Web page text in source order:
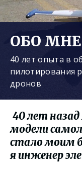
ОБО МНЕ
40 лет опыта в
пилотирования
дронов
40 лет
модели
стало моим
я инженер